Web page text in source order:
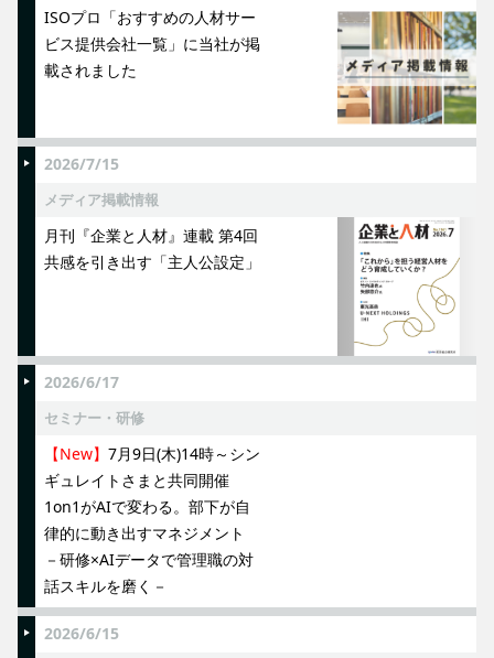
ISOプロ「おすすめの人材サー
ビス提供会社一覧」に当社が掲
載されました
2026/7/15
メディア掲載情報
月刊『企業と人材』連載 第4回
共感を引き出す「主人公設定」
2026/6/17
セミナー・研修
【New】 7月9日(木)14時～シン
ギュレイトさまと共同開催
1on1がAIで変わる。部下が自
律的に動き出すマネジメント
－研修×AIデータで管理職の対
話スキルを磨く－
2026/6/15